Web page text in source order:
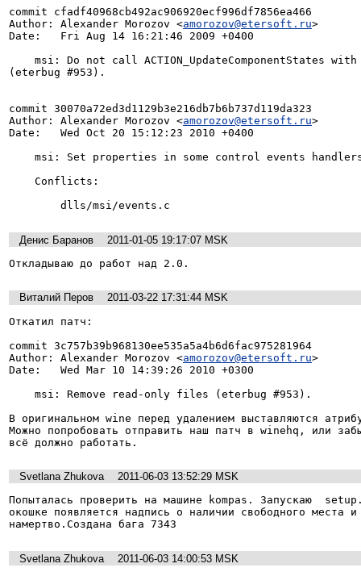
commit cfadf40968cb492ac906920ecf996df7856ea466
Author: Alexander Morozov <amorozov@etersoft.ru>
Date:   Fri Aug 14 16:21:46 2009 +0400
(eterbug #953).
commit 30070a72ed3d1129b3e216db7b6b737d119da323
Author: Alexander Morozov <amorozov@etersoft.ru>
Date:   Wed Oct 20 15:12:23 2010 +0400
        dlls/msi/events.c
Денис Баранов
2011-01-05 19:17:07 MSK
Откладываю до работ над 2.0.
Виталий Перов
2011-03-22 17:31:44 MSK
Откатил патч:
commit 3c757b39b968130ee535a5a4b6d6fac975281964
Author: Alexander Morozov <amorozov@etersoft.ru>
Date:   Wed Mar 10 14:39:26 2010 +0300
В оригинальном wine перед удалением выставляются
Можно попробовать отправить наш патч в winehq, или
всё должно работать.
Svetlana Zhukova
2011-06-03 13:52:29 MSK
Попыталась проверить на машине kompas. Запускаю
окошке появляется надпись о наличии свободного места и
намертво.Создана бага 7343
Svetlana Zhukova
2011-06-03 14:00:53 MSK